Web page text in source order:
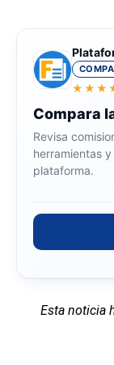
Compara
Revisa
herramientas
plataforma.
Esta noticia